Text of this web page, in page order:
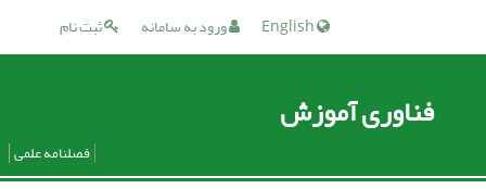
ثبت نام ورود به سامانه
فناوری آموزش
فصلنامه علمی